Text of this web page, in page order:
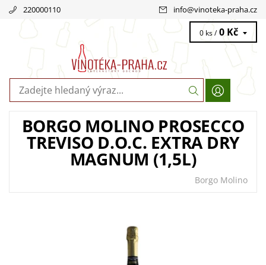
220000110 info@vinoteka-praha.cz
0 ks / 0 Kč
BORGO MOLINO PROSECCO
TREVISO D.O.C. EXTRA DRY
MAGNUM (1,5L)
Borgo Molino